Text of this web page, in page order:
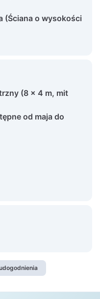
(Ściana o wysokości
(8 x 4 m, mit
od maja do